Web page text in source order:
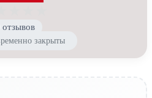
отзывов
закрыты